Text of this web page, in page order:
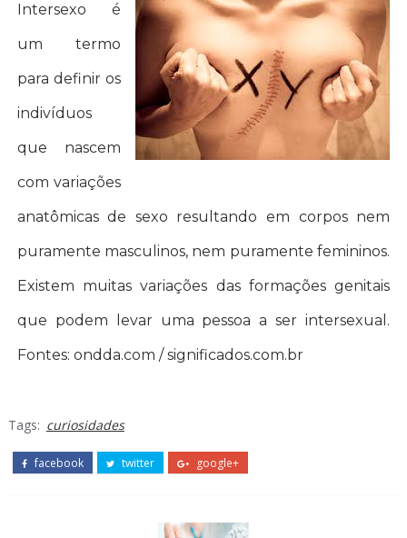
Intersexo é
um termo
para definir os
indivíduos
que nascem
com variações
anatômicas de sexo resultando em corpos nem
puramente masculinos, nem puramente femininos.
Existem muitas variações das formações genitais
que podem levar uma pessoa a ser intersexual.
Fontes: ondda.com / significados.com.br
Tags: curiosidades
facebook twitter google+